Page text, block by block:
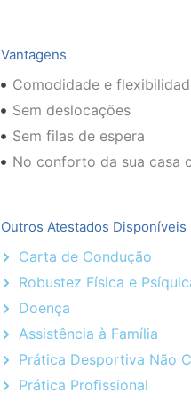
Vantagens
Comodidade e
Sem deslocações
Sem filas de espera
No conforto da sua casa
Outros Atestados Disponíveis
Carta de Condução
Robustez Física e
Doença
Assistência à Família
Prática Desportiva Não
Prática Profissional